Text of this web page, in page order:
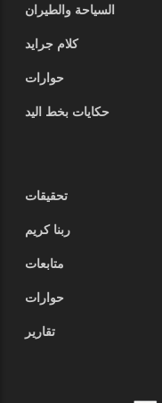
السياحة والطيران
كلام جرايد
حوارات
حكايات بخط اليد
تحقيقات
ربنا كريم
متابعات
حوارات
تقارير